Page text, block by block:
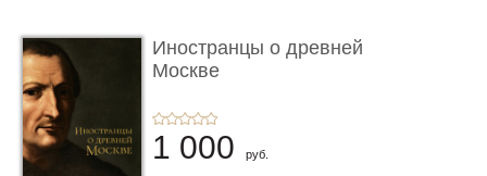
Иностранцы о древней
Москве
1 000 руб.